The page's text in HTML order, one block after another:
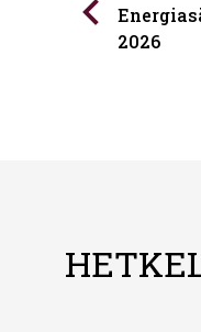
2026